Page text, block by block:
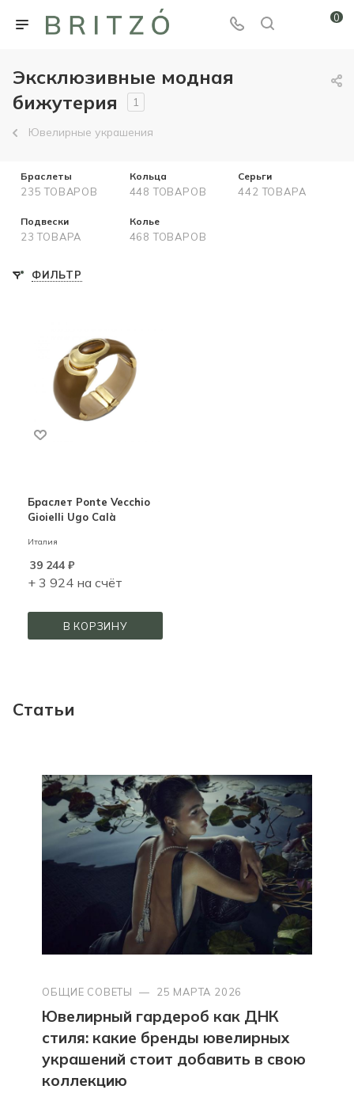
0
Эксклюзивные модная
бижутерия
1
Ювелирные украшения
Браслеты
235 ТОВАРОВ
Кольца
448 ТОВАРОВ
Серьги
442 ТОВАРА
Подвески
23 ТОВАРА
Колье
468 ТОВАРОВ
ФИЛЬТР
Браслет Ponte Vecchio
Gioielli Ugo Calà
Италия
39 244 ₽
+ 3 924 на счёт
В КОРЗИНУ
Статьи
ОБЩИЕ СОВЕТЫ — 25 МАРТА 2026
Ювелирный гардероб как ДНК
стиля: какие бренды ювелирных
украшений стоит добавить в свою
коллекцию